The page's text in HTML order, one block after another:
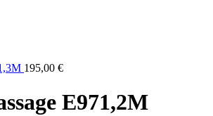
195,00 €
E971,2M